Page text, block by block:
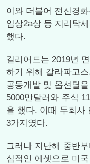
이와 더불어 전신경
임상2a상 등 지리탁
했다.
길리어드는 2019년
하기 위해 갈라파고
공동개발 및 옵션딜
5000만달러와 주식
을 했다. 이때 두회사
3가지였다.
그러나 지난해 중반
심적인 에셋으로 미